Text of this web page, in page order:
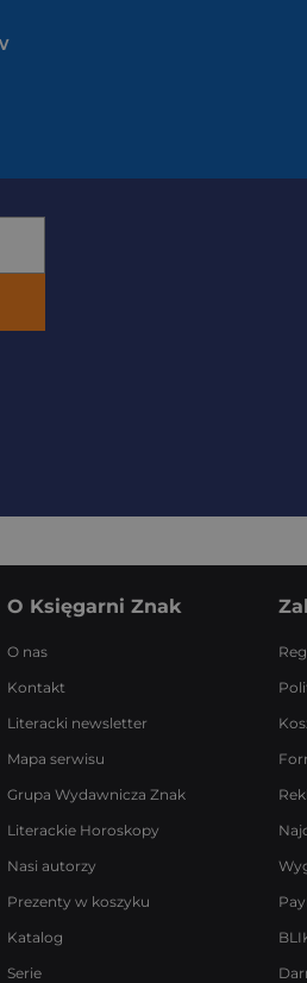
O Księgarni Znak
O nas
Kontakt
Literacki newsletter
Mapa serwisu
Grupa Wydawnicza Znak
Literackie Horoskopy
Nasi autorzy
Prezenty w koszyku
Katalog
Serie